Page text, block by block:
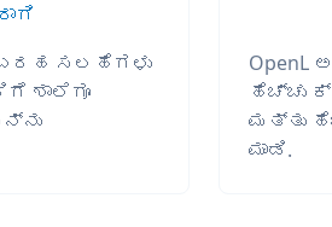
ಸಲಹೆಗಳು
ಶಾಲೆಗೂ
OpenL
ಹೆಚ್ಚು
ಮತ್ತು
ಮಾಡಿ.